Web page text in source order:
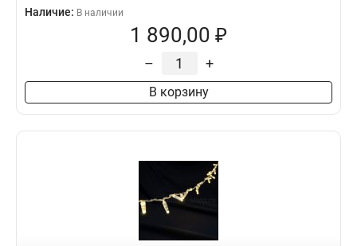
Наличие: В наличии
1 890,00 ₽
– +
В корзину